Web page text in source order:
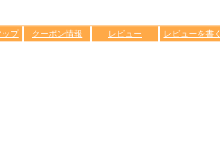
します
ップ クーポン情報 レビュー レビューを書く